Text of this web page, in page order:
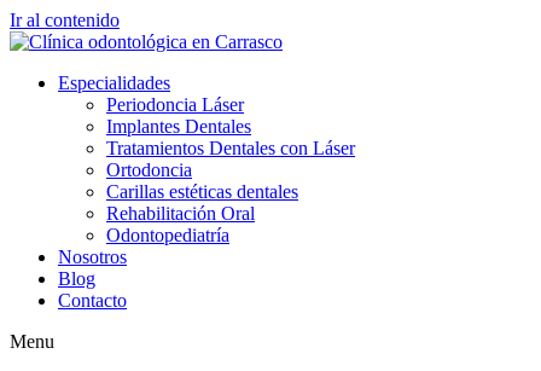
Ir al contenido
Especialidades
Periodoncia Láser
Implantes Dentales
Tratamientos Dentales con Láser
Ortodoncia
Carillas estéticas dentales
Rehabilitación Oral
Odontopediatría
Nosotros
Blog
Contacto
Menu